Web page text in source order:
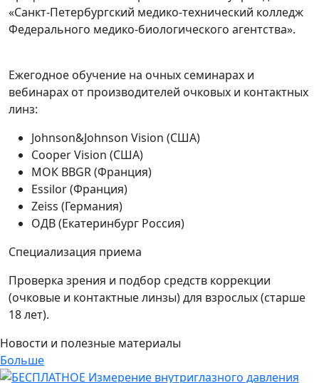
«Санкт-Петербургский медико-технический колледж
Федерального медико-биологического агентства».
Ежегодное обучение на очных семинарах и
вебинарах от производителей очковых и контактных
линз:
Johnson&Johnson Vision (США)
Cooper Vision (США)
МОК BBGR (Франция)
Essilor (Франция)
Zeiss (Германия)
ОДВ (Екатеринбург Россия)
Специализация приема
Проверка зрения и подбор средств коррекции
(очковые и контактные линзы) для взрослых (старше
18 лет).
Новости и полезные материалы
Больше